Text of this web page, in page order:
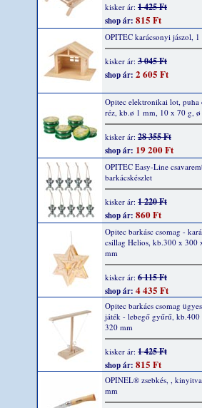
kisker ár: 1 425 Ft
shop ár: 815 Ft
OPITEC karácsonyi jászol, 1
kisker ár: 3 045 Ft
shop ár: 2 605 Ft
Opitec elektronikai lot, puha
réz, kb.ø 1 mm, 10 x 70 g,
kisker ár: 28 355 Ft
shop ár: 19 200 Ft
OPITEC Easy-Line
barkácskészlet
kisker ár: 1 220 Ft
shop ár: 860 Ft
Opitec barkásc csomag -
csillag Helios, kb.300 x 300
mm
kisker ár: 6 115 Ft
shop ár: 4 435 Ft
Opitec barkács csomag
játék - lebegő gyűrű,
320 mm
kisker ár: 1 425 Ft
shop ár: 815 Ft
OPINEL® zsebkés, ,
mm